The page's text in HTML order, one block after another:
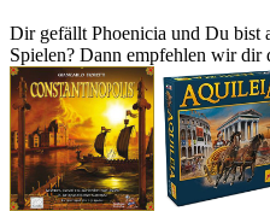
Dir gefällt Phoenicia und Du bist
Spielen? Dann empfehlen wir dir